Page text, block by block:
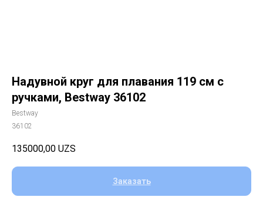
Надувной круг для плавания 119 см с
ручками, Bestway 36102
Bestway
36102
135000,00 UZS
Заказать